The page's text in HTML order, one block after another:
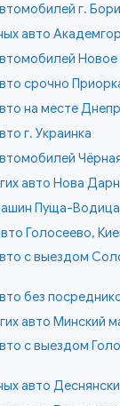
г.
авто
срочно
на месте
г. Украинка
авто Нова
Пуща-
Голосеево,
с выездом
без
авто Минский
с выездом
авто